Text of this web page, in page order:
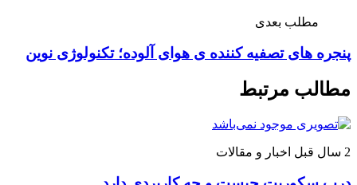
مطلب بعدی
پنجره های تصفیه کننده ی هوای آلوده؛ تکنولوژی نوین
مطالب مرتبط
2 سال قبل اخبار و مقالات